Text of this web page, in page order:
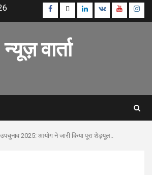
Facebook
TwitterLinkedin
VK Youtube
न्यूज़ वार्ता
उपचुनाव 2025: आयोग ने जारी किया पूरा शेड्यूल..